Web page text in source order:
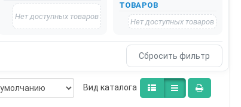
Нет доступных товаров
ТОВАРОВ
Нет доступных товаров
Bид каталога